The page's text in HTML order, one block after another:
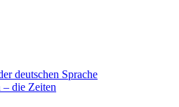
deutschen Sprache
– die Zeiten